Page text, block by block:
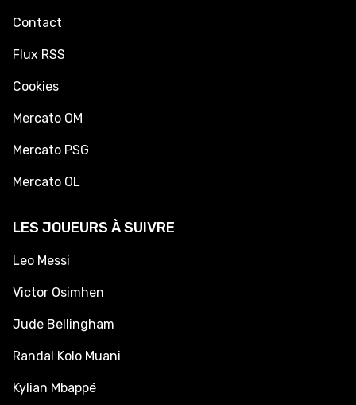
Contact
Flux RSS
Cookies
Mercato OM
Mercato PSG
Mercato OL
LES JOUEURS À SUIVRE
Leo Messi
Victor Osimhen
Jude Bellingham
Randal Kolo Muani
Kylian Mbappé